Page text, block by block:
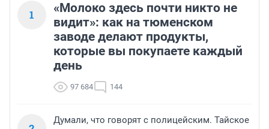
1
«Молоко здесь почти никто не
видит»: как на тюменском
заводе делают продукты,
которые вы покупаете каждый
день
97 684 144
Думали, что говорят с полицейским. Тайское